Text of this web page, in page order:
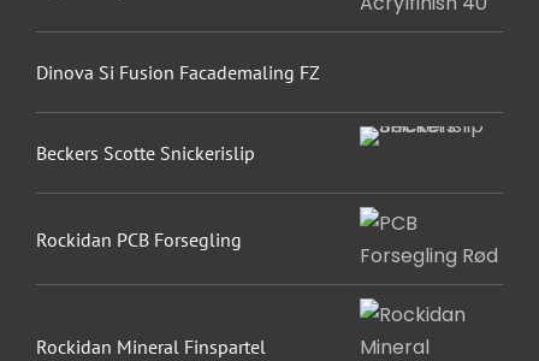
Dinova Si Fusion Facademaling FZ
Beckers Scotte Snickerislip
Rockidan PCB Forsegling
Rockidan Mineral Finspartel